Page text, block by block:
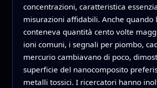
concentrazioni, caratteristica
misurazioni affidabili. Anche quando
conteneva quantità cento volte
ioni comuni, i segnali per piombo,
mercurio cambiavano di poco,
superficie del nanocomposito
metalli tossici. I ricercatori hanno